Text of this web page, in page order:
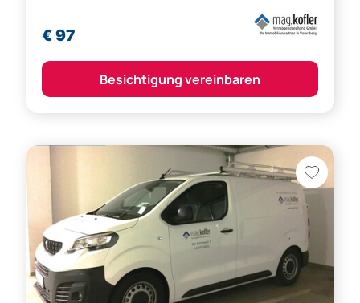
Rankweil,Feldkirch (Bezirk)
Tiefgaragenplatz in Rankweil zu
vermieten!